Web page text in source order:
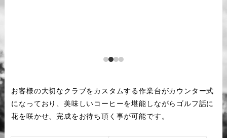
お客様の大切なクラブをカスタムする作業台がカウンター式
になっており、美味しいコーヒーを堪能しながらゴルフ話に
花を咲かせ、完成をお待ち頂く事が可能です。